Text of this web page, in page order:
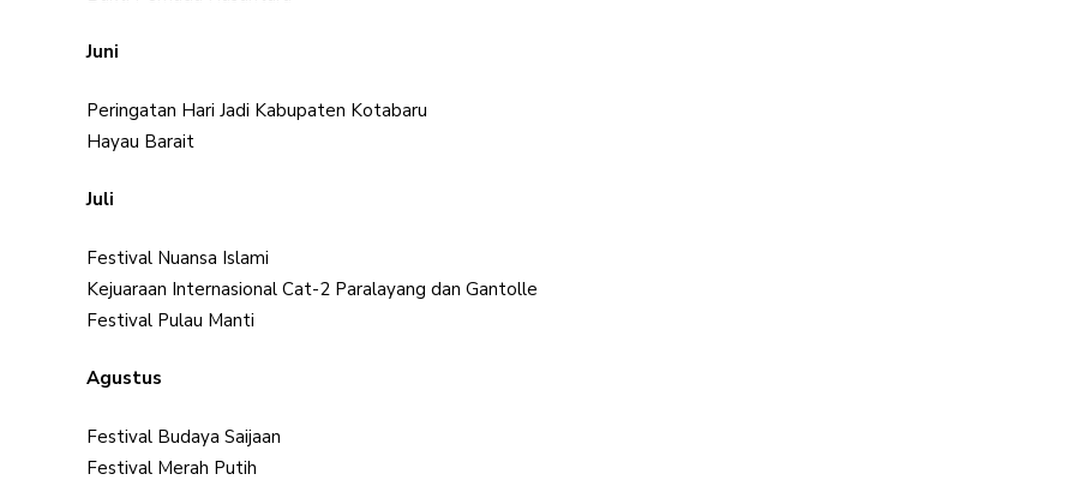
Juni
Peringatan Hari Jadi Kabupaten Kotabaru
Hayau Barait
Juli
Festival Nuansa Islami
Kejuaraan Internasional Cat-2 Paralayang dan Gantolle
Festival Pulau Manti
Agustus
Festival Budaya Saijaan
Festival Merah Putih